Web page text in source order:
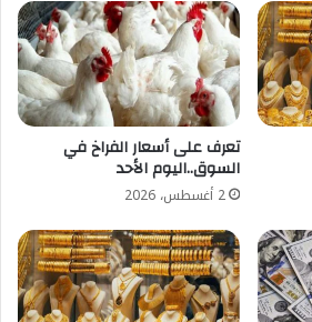
تعرف على أسعار الفراخ في
السوق..اليوم الأحد
2 أغسطس، 2026